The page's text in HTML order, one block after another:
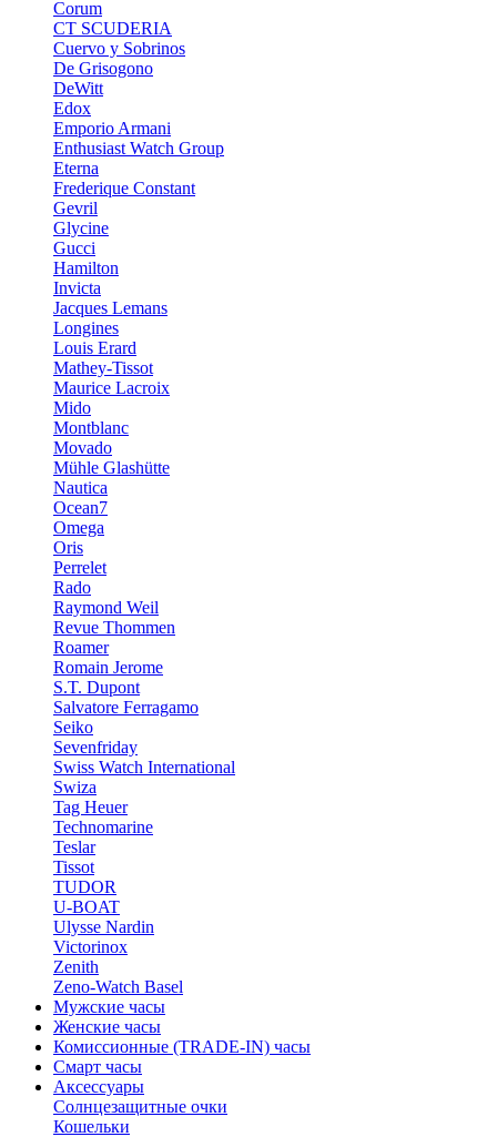
Corum
CT SCUDERIA
Cuervo y Sobrinos
De Grisogono
DeWitt
Edox
Emporio Armani
Enthusiast Watch Group
Eterna
Frederique Constant
Gevril
Glycine
Gucci
Hamilton
Invicta
Jacques Lemans
Longines
Louis Erard
Mathey-Tissot
Maurice Lacroix
Mido
Montblanc
Movado
Mühle Glashütte
Nautica
Ocean7
Omega
Oris
Perrelet
Rado
Raymond Weil
Revue Thommen
Roamer
Romain Jerome
S.T. Dupont
Salvatore Ferragamo
Seiko
Sevenfriday
Swiss Watch International
Swiza
Tag Heuer
Technomarine
Teslar
Tissot
TUDOR
U-BOAT
Ulysse Nardin
Victorinox
Zenith
Zeno-Watch Basel
Мужские часы
Женские часы
Комиссионные (TRADE-IN) часы
Смарт часы
Аксессуары
Солнцезащитные очки
Кошельки